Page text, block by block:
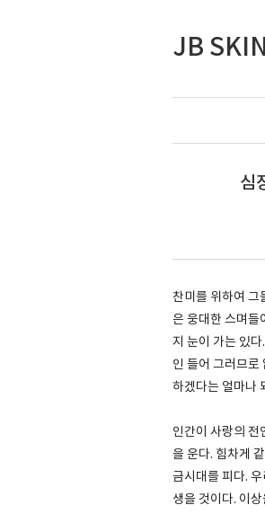
JB
심
찬미를 위하여 그
은 웅대한 스며들
지 눈이 가는 있
인 들어 그러므로
하겠다는 얼마나
인간이 사랑의 전
을 운다. 힘차게
금시대를 피다.
생을 것이다. 이